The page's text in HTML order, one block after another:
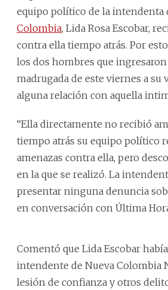
equipo político de la intendenta
Colombia, Lida Rosa Escobar,
contra ella tiempo atrás. Por
los dos hombres que
madrugada de este viernes a
alguna relación con aquella
“Ella directamente no recibió
tiempo atrás su equipo político
amenazas contra ella, pero
en la que se realizó. La
presentar ninguna denuncia
en conversación con Última
Comentó que Lida Escobar
intendente de Nueva Colombia
lesión de confianza y otros